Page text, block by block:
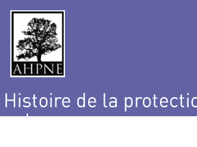
Histoire de la
nature